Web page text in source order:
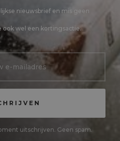
nieuwsbrief en mis geen
ook wel een kortingsactie.
uitschrijven. Geen spam.